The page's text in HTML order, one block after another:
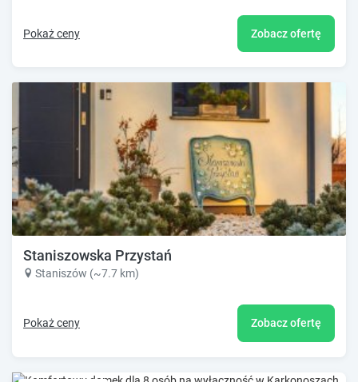
Pokaż ceny Zobacz ofertę
Staniszowska Przystań
Staniszów (~7.7 km)
Pokaż ceny Zobacz ofertę